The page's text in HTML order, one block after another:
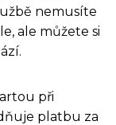
nemusíte
ale můžete si
při
platbu za